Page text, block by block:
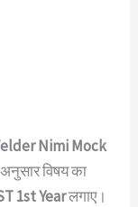
Nimi Mock
विषय का
1st Yearलगाए।